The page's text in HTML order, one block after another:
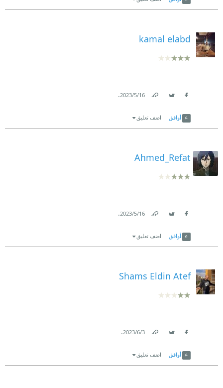
kamal elabd
16‏/5‏/2023
.
أوافق اضف تعليق
Ahmed_Refat
16‏/5‏/2023
.
أوافق اضف تعليق
Shams Eldin Atef
3‏/6‏/2023
.
أوافق اضف تعليق